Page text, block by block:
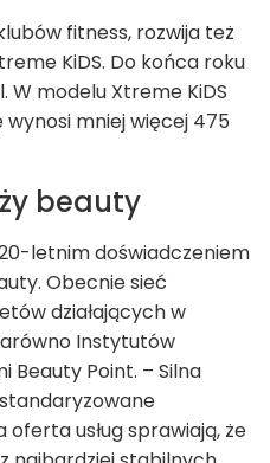
fitness, rozwija też
KiDS. Do końca roku
W modelu Xtreme KiDS
mniej więcej 475
beauty
letnim doświadczeniem
Obecnie sieć
działających w
Instytutów
Beauty Point. – Silna
usług sprawiają, że